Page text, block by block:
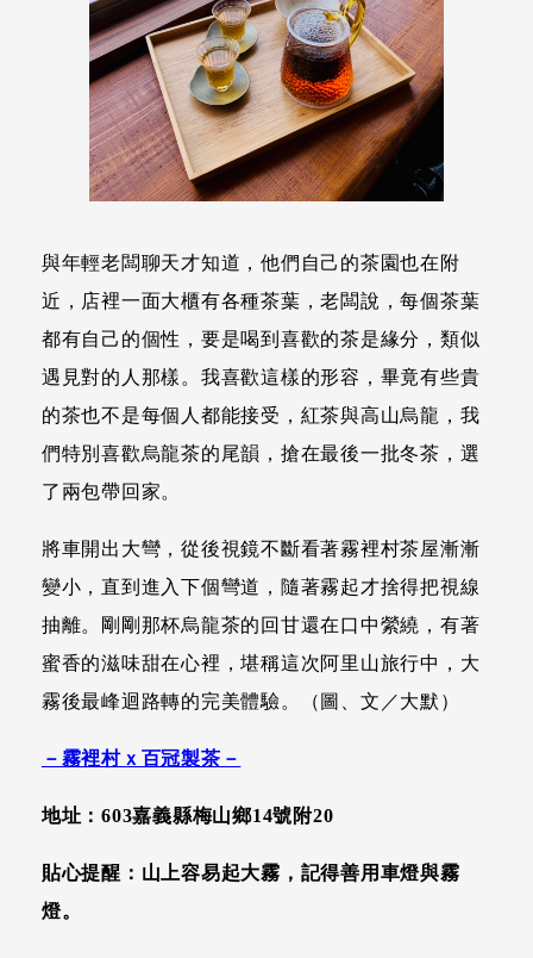
與年輕老闆聊天才知道，他們自己的茶園也在附
近，店裡一面大櫃有各種茶葉，老闆說，每個茶葉
都有自己的個性，要是喝到喜歡的茶是緣分，類似
遇見對的人那樣。我喜歡這樣的形容，畢竟有些貴
的茶也不是每個人都能接受，紅茶與高山烏龍，我
們特別喜歡烏龍茶的尾韻，搶在最後一批冬茶，選
了兩包帶回家。
將車開出大彎，從後視鏡不斷看著霧裡村茶屋漸漸
變小，直到進入下個彎道，隨著霧起才捨得把視線
抽離。剛剛那杯烏龍茶的回甘還在口中縈繞，有著
蜜香的滋味甜在心裡，堪稱這次阿里山旅行中，大
霧後最峰迴路轉的完美體驗。（圖、文／大默）
－霧裡村ｘ百冠製茶－
地址：603嘉義縣梅山鄉14號附20
貼心提醒：山上容易起大霧，記得善用車燈與霧
燈。